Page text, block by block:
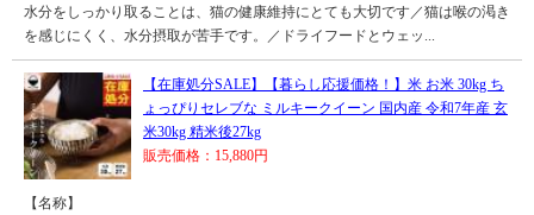
水分をしっかり取ることは、猫の健康維持にとても大切です／猫は喉の渇き
を感じにくく、水分摂取が苦手です。／ドライフードとウェッ...
【在庫処分SALE】【暮らし応援価格！】米 お米 30kg ち
ょっぴりセレブな ミルキークイーン 国内産 令和7年産 玄
米30kg 精米後27kg
販売価格：15,880円
【名称】